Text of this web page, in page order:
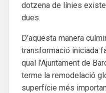
dotzena de línies
dues.
D’aquesta manera
transformació iniciada
qual l’Ajuntament de
terme la remodelació
superfície més